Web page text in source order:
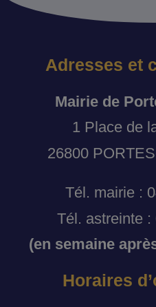
Adresses et
Mairie de
1 Place de
26800
Tél. mairie :
Tél. astreinte :
(en semaine
Horaires